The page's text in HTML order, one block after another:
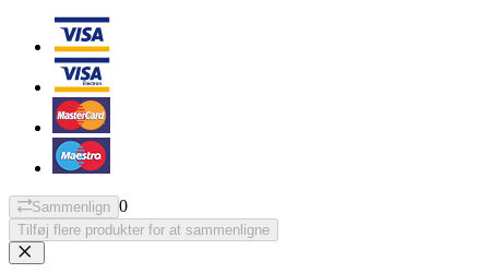
Sammenlign 0
Tilføj flere produkter for at sammenligne